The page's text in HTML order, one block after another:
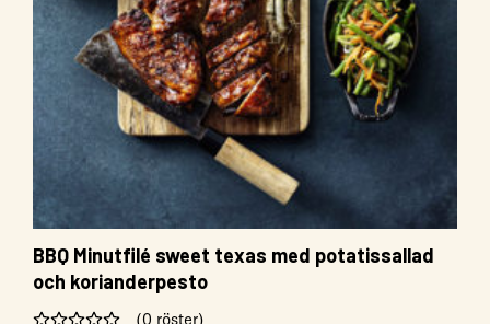
BBQ Minutfilé sweet texas med potatissallad
och korianderpesto
(0 röster)